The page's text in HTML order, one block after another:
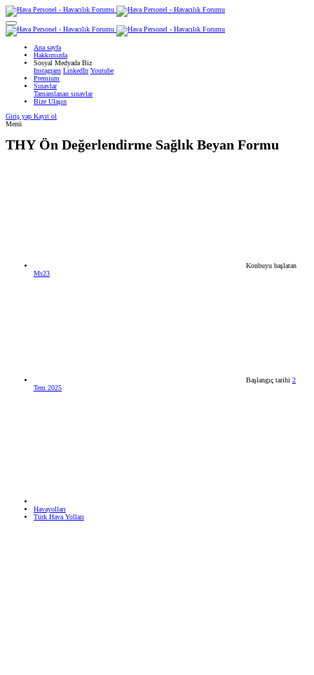
Ana sayfa
Hakkımızda
Sosyal Medyada Biz
Instagram LinkedIn Youtube
Premium
Sınavlar
Tamamlanan sınavlar
Bize Ulaşın
Giriş yap Kayıt ol
Menü
THY Ön Değerlendirme Sağlık Beyan Formu
Konbuyu başlatan
Ms23
Başlangıç tarihi 2
Tem 2025
Havayolları
Türk Hava Yolları